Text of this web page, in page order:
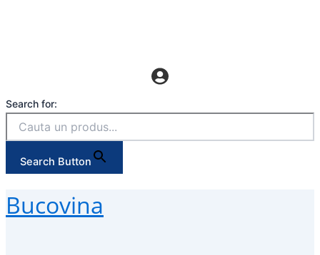
Search for:
Search Button
Bucovina